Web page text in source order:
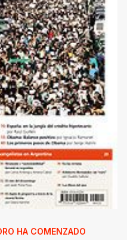
HA COMENZADO